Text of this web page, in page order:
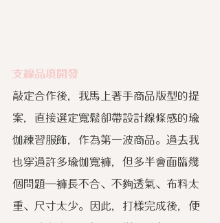
支線品項開發
敲定合作後，我馬上著手商品版型的提
案，直接選定寬鬆卻帶設計線條感的瑜
伽練習服飾，作為第一波商品。過去我
也穿過許多瑜伽寬褲，但多半會面臨幾
個問題─褲長不合、不夠透氣、布料太
重、尺寸太少。因此，打樣完成後，便